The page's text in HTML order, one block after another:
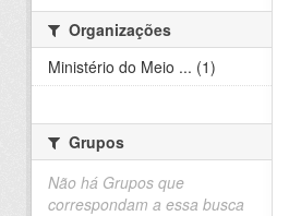
Organizações
Ministério do Meio ... (1)
Grupos
Não há Grupos que
correspondam a essa busca